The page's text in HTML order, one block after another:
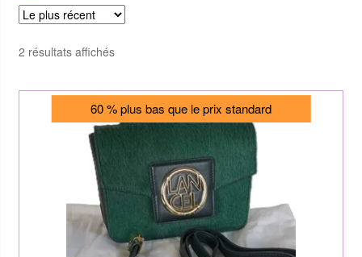
2 résultats affichés
60 % plus bas que le prix standard